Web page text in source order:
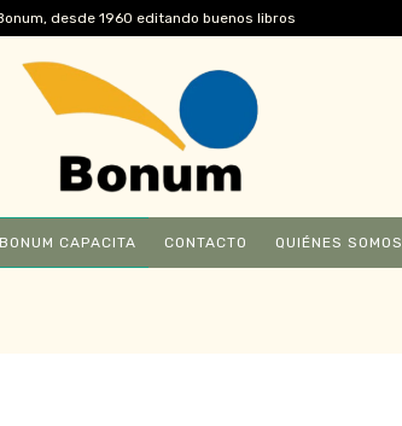
desde 1960 editando buenos libros
BONUM CAPACITA CONTACTO QUIÉNES SOMOS